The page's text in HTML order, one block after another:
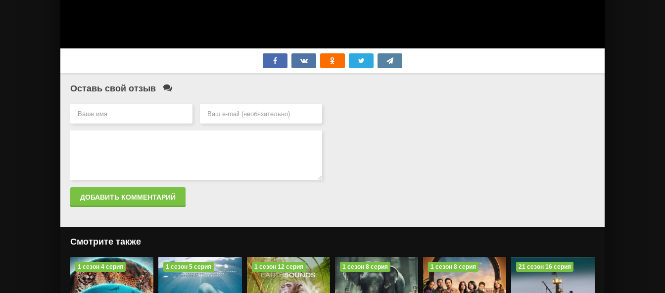
Оставь свой отзыв
ДОБАВИТЬ КОММЕНТАРИЙ
Смотрите также
1 сезон 4 серия 1 сезон 5 серия 1 сезон 12 серия 1 сезон 8 серия 1 сезон 8 серия 21 сезон 16 серия